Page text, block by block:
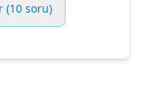
(10 soru)